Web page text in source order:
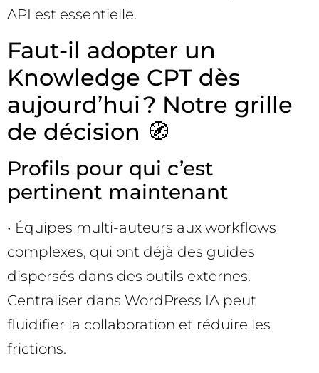
API est essentielle.
Faut-il adopter un
Knowledge CPT dès
aujourd’hui ? Notre grille
de décision 🧭
Profils pour qui c’est
pertinent maintenant
• Équipes multi-auteurs aux workflows
complexes, qui ont déjà des guides
dispersés dans des outils externes.
Centraliser dans WordPress IA peut
fluidifier la collaboration et réduire les
frictions.